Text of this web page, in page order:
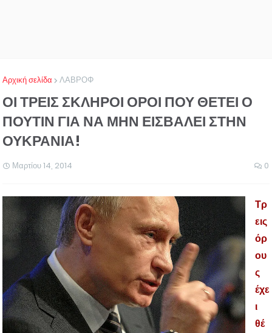
Αρχική σελίδα ΛΑΒΡΟΦ
ΟΙ ΤΡΕΙΣ ΣΚΛΗΡΟΙ ΟΡΟΙ ΠΟΥ ΘΕΤΕΙ Ο
ΠΟΥΤΙΝ ΓΙΑ ΝΑ ΜΗΝ ΕΙΣΒΑΛΕΙ ΣΤΗΝ
ΟΥΚΡΑΝΙΑ!
Μαρτίου 14, 2014 0
Τρ
εις
όρ
ου
ς
έχε
ι
θέ